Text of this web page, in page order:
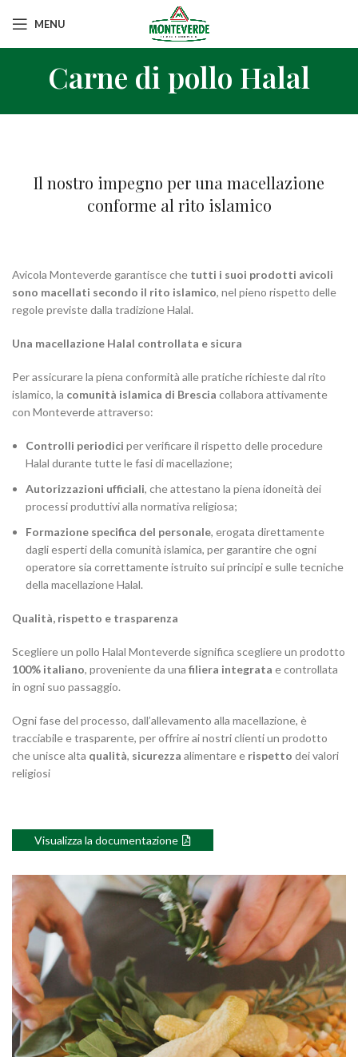
MENU
Carne di pollo Halal
Il nostro impegno per una macellazione
conforme al rito islamico
Avicola Monteverde garantisce che tutti i suoi prodotti avicoli
sono macellati secondo il rito islamico, nel pieno rispetto delle
regole previste dalla tradizione Halal.
Una macellazione Halal controllata e sicura
Per assicurare la piena conformità alle pratiche richieste dal rito
islamico, la comunità islamica di Brescia collabora attivamente
con Monteverde attraverso:
Controlli periodici per verificare il rispetto delle procedure
Halal durante tutte le fasi di macellazione;
Autorizzazioni ufficiali, che attestano la piena idoneità dei
processi produttivi alla normativa religiosa;
Formazione specifica del personale, erogata direttamente
dagli esperti della comunità islamica, per garantire che ogni
operatore sia correttamente istruito sui principi e sulle tecniche
della macellazione Halal.
Qualità, rispetto e trasparenza
Scegliere un pollo Halal Monteverde significa scegliere un prodotto
100% italiano, proveniente da una filiera integrata e controllata
in ogni suo passaggio.
Ogni fase del processo, dall’allevamento alla macellazione, è
tracciabile e trasparente, per offrire ai nostri clienti un prodotto
che unisce alta qualità, sicurezza alimentare e rispetto dei valori
religiosi
Visualizza la documentazione